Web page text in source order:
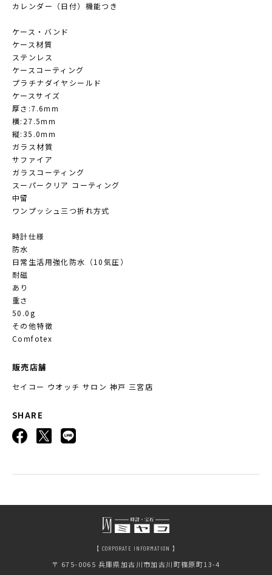
カレンダー（日付）機能つき
ケース・バンド
ケース材質
ステンレス
ケースコーティング
プラチナダイヤシールド
ケースサイズ
厚さ:7.6mm
横:27.5mm
縦:35.0mm
ガラス材質
サファイア
ガラスコーティング
スーパークリア コーティング
中留
ワンプッシュ三つ折れ方式
時計仕様
防水
日常生活用強化防水（10気圧）
耐磁
あり
重さ
50.0g
その他特徴
Comfotex
販売店舗
セイコー ウオッチ サロン 神戸 三宮店
SHARE
【 CORPORATE INFORMATION 】
〒 675-0065 兵庫県加古川市加古川町篠原町13-4